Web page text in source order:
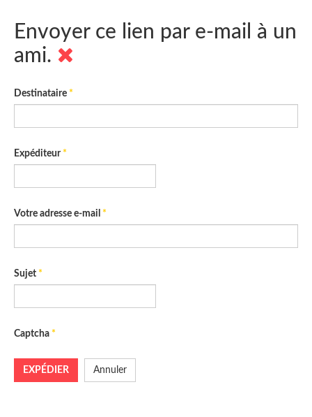
Envoyer ce lien par e-mail à un
ami.
Destinataire *
Expéditeur*
Votre adresse e-mail *
Sujet *
Captcha *
EXPÉDIER Annuler